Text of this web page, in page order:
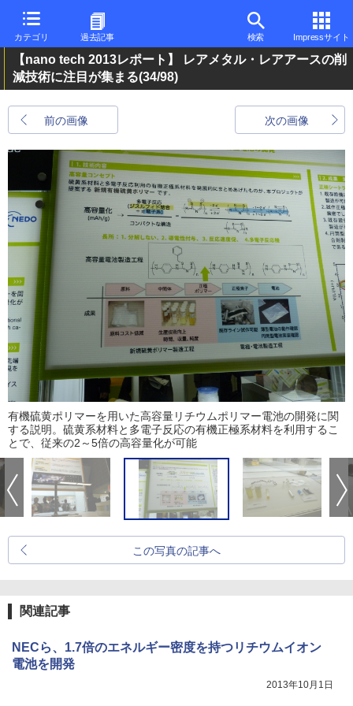
カテゴリ 過去記事 検索 Impressサイト
【nano tech 2013レポート】 レアメタル・レアアースの削
減技術に注目が集まる(34/98)
前の画像 次の画像
有機硫黄ポリマーを用いた高容量リチウムポリマー電池の開発に関
する説明。硫黄系材料と多電子反応の有機正極系材料を利用するこ
とで、従来の2～5倍の高容量化が可能
この写真の記事へ
関連記事
NECら、1.7倍のエネルギー密度を持つリチウムイオン
電池を開発
2013年10月1日